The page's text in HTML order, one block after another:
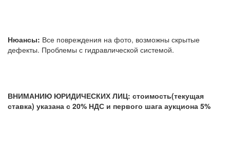
Нюансы: Все повреждения на фото, возможны скрытые
дефекты. Проблемы с гидравлической системой.
ВНИМАНИЮ ЮРИДИЧЕСКИХ ЛИЦ: стоимость(текущая
ставка) указана с 20% НДС и первого шага аукциона 5%